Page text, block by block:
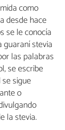
como
desde hace
se le conocía
guaraní stevia
las palabras
se escribe
sigue
o
la stevia.